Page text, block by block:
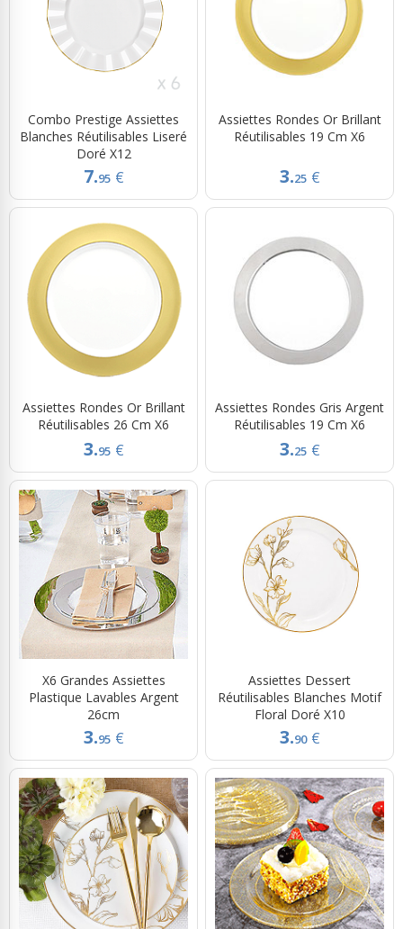
Combo Prestige Assiettes
Blanches Réutilisables Liseré
Doré X12
7.95 €
Assiettes Rondes Or Brillant
Réutilisables 19 Cm X6
3.25 €
Assiettes Rondes Or Brillant
Réutilisables 26 Cm X6
3.95 €
Assiettes Rondes Gris Argent
Réutilisables 19 Cm X6
3.25 €
X6 Grandes Assiettes
Plastique Lavables Argent
26cm
3.95 €
Assiettes Dessert
Réutilisables Blanches Motif
Floral Doré X10
3.90 €